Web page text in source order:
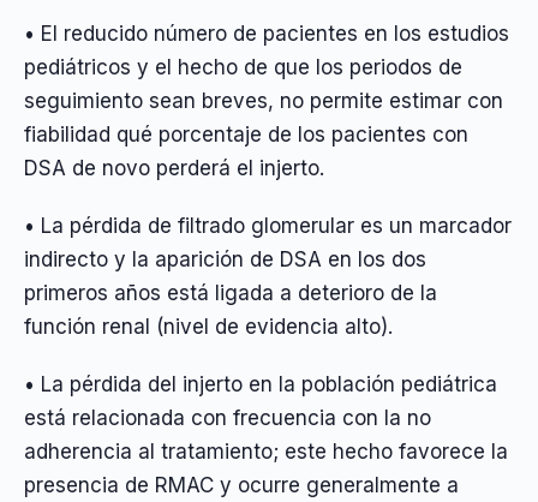
• El reducido número de pacientes en los estudios
pediátricos y el hecho de que los periodos de
seguimiento sean breves, no permite estimar con
fiabilidad qué porcentaje de los pacientes con
DSA de novo perderá el injerto.
• La pérdida de filtrado glomerular es un marcador
indirecto y la aparición de DSA en los dos
primeros años está ligada a deterioro de la
función renal (nivel de evidencia alto).
• La pérdida del injerto en la población pediátrica
está relacionada con frecuencia con la no
adherencia al tratamiento; este hecho favorece la
presencia de RMAC y ocurre generalmente a